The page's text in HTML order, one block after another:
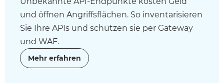
und öffnen Angriffsflächen. So inventarisieren
Sie Ihre APIs und schützen sie per Gateway
und WAF.
Mehr erfahren